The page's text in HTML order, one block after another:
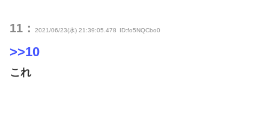
11： 2021/06/23(水) 21:39:05.478 ID:fo5NQCbo0
>>10
これ